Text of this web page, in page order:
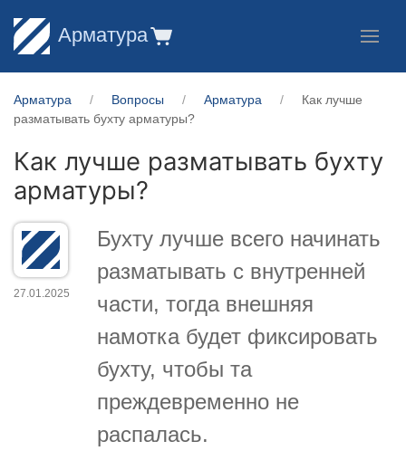
Арматура
Арматура Вопросы Арматура
Как лучше
разматывать бухту арматуры?
Как лучше разматывать бухту
арматуры?
27.01.2025
Бухту лучше всего начинать
разматывать с внутренней
части, тогда внешняя
намотка будет фиксировать
бухту, чтобы та
преждевременно не
распалась.